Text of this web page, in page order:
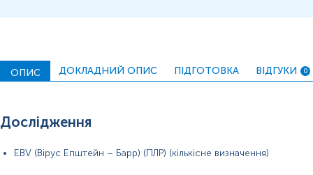
Вірус Епштейн-Барр у рікісних випадках може вражати
Неврологічні синдроми включають синдром Гійєна-
асептичний менінгіт, поперечний мієліт, периферичний
неврит та неврит зорового нерва
ОПИС ДОКЛАДНИЙ ОПИС ПІДГОТОВКА ВІДГУКИ 0
Дослідження
EBV (Вірус Епштейн – Барр) (ПЛР) (кількісне визначення)